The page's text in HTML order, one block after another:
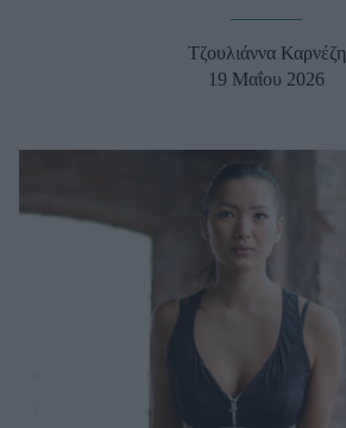
Beauty - Ομορφιά
Μαλλιά - Νύχια
Beauty News
Τζουλιάννα Καρνέζη
19 Μαΐου 2026